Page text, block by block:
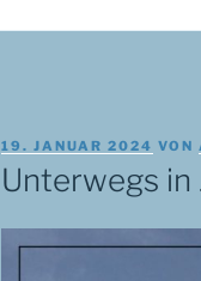
VERÖFFENTLICHT
AM
19. JANUAR 2024 VON
Unterwegs